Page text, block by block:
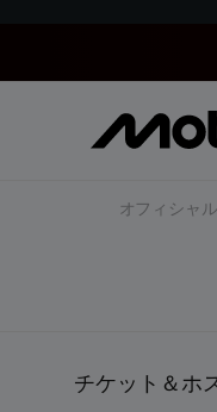
オフィシャ
チケット＆ホ